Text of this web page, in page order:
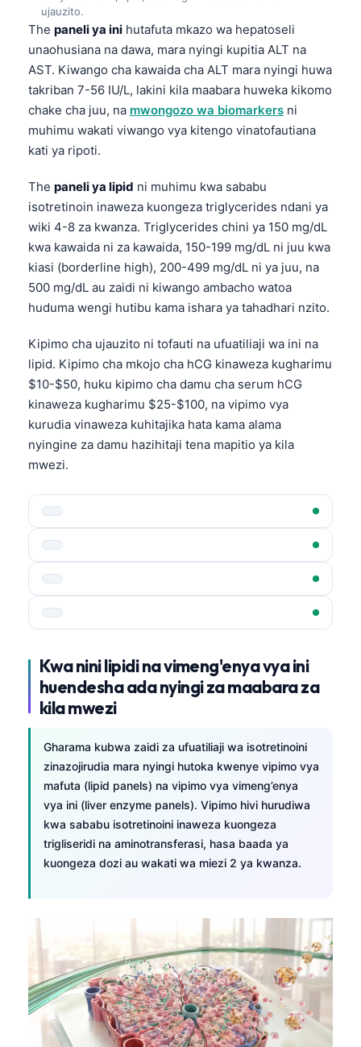
ujauzito.
The paneli ya ini hutafuta mkazo wa hepatoseli
unaohusiana na dawa, mara nyingi kupitia ALT na
AST. Kiwango cha kawaida cha ALT mara nyingi huwa
takriban 7-56 IU/L, lakini kila maabara huweka kikomo
chake cha juu, na mwongozo wa biomarkers ni
muhimu wakati viwango vya kitengo vinatofautiana
kati ya ripoti.
The paneli ya lipid ni muhimu kwa sababu
isotretinoin inaweza kuongeza triglycerides ndani ya
wiki 4-8 za kwanza. Triglycerides chini ya 150 mg/dL
kwa kawaida ni za kawaida, 150-199 mg/dL ni juu kwa
kiasi (borderline high), 200-499 mg/dL ni ya juu, na
500 mg/dL au zaidi ni kiwango ambacho watoa
huduma wengi hutibu kama ishara ya tahadhari nzito.
Kipimo cha ujauzito ni tofauti na ufuatiliaji wa ini na
lipid. Kipimo cha mkojo cha hCG kinaweza kugharimu
$10-$50, huku kipimo cha damu cha serum hCG
kinaweza kugharimu $25-$100, na vipimo vya
kurudia vinaweza kuhitajika hata kama alama
nyingine za damu hazihitaji tena mapitio ya kila
mwezi.
Kwa nini lipidi na vimeng'enya vya ini
huendesha ada nyingi za maabara za
kila mwezi
Gharama kubwa zaidi za ufuatiliaji wa isotretinoini
zinazojirudia mara nyingi hutoka kwenye vipimo vya
mafuta (lipid panels) na vipimo vya vimeng’enya
vya ini (liver enzyme panels). Vipimo hivi hurudiwa
kwa sababu isotretinoini inaweza kuongeza
trigliseridi na aminotransferasi, hasa baada ya
kuongeza dozi au wakati wa miezi 2 ya kwanza.